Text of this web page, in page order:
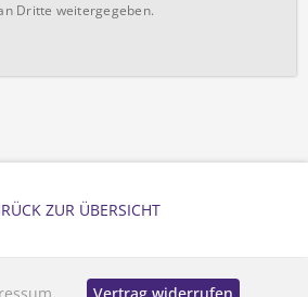
Dritte weitergegeben.
ZUR ÜBERSICHT